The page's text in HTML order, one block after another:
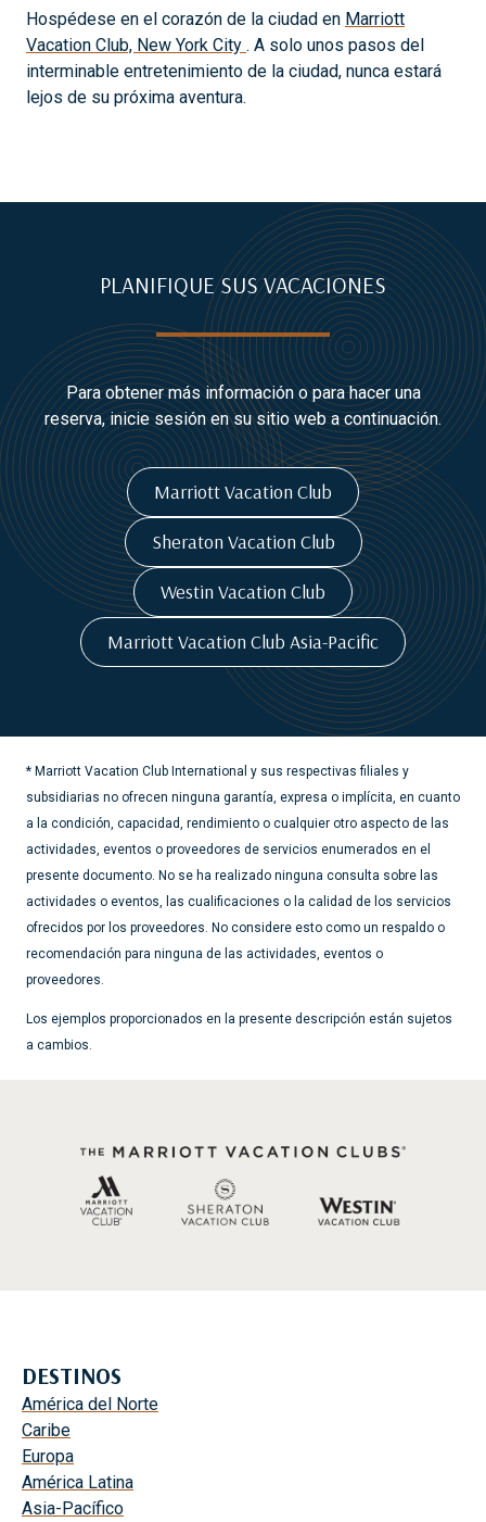
Hospédese en el corazón de la ciudad en Marriott
Vacation Club, New York City . A solo unos pasos del
interminable entretenimiento de la ciudad, nunca estará
lejos de su próxima aventura.
PLANIFIQUE SUS VACACIONES
Para obtener más información o para hacer una
reserva, inicie sesión en su sitio web a continuación.
Marriott Vacation Club
Sheraton Vacation Club
Westin Vacation Club
Marriott Vacation Club Asia-Pacific
* Marriott Vacation Club International y sus respectivas filiales y
subsidiarias no ofrecen ninguna garantía, expresa o implícita, en cuanto
a la condición, capacidad, rendimiento o cualquier otro aspecto de las
actividades, eventos o proveedores de servicios enumerados en el
presente documento. No se ha realizado ninguna consulta sobre las
actividades o eventos, las cualificaciones o la calidad de los servicios
ofrecidos por los proveedores. No considere esto como un respaldo o
recomendación para ninguna de las actividades, eventos o
proveedores.
Los ejemplos proporcionados en la presente descripción están sujetos
a cambios.
DESTINOS
América del Norte
Caribe
Europa
América Latina
Asia-Pacífico